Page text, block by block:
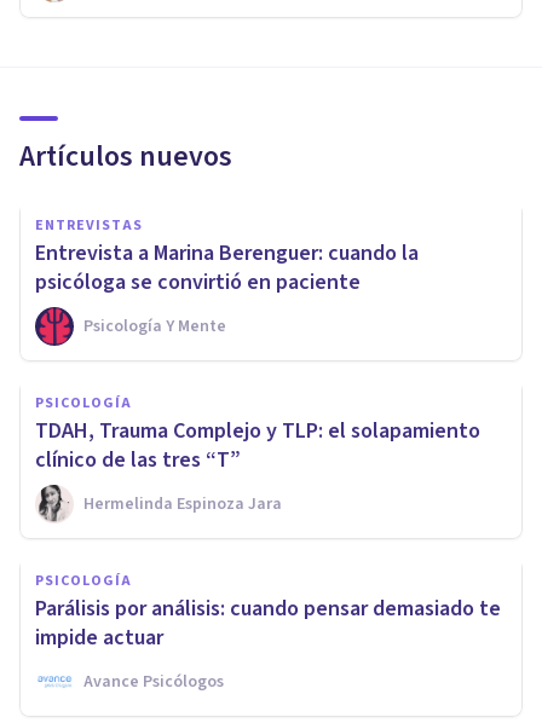
Artículos nuevos
ENTREVISTAS
Entrevista a Marina Berenguer: cuando la
psicóloga se convirtió en paciente
Psicología Y Mente
PSICOLOGÍA
TDAH, Trauma Complejo y TLP: el solapamiento
clínico de las tres “T”
Hermelinda Espinoza Jara
PSICOLOGÍA
Parálisis por análisis: cuando pensar demasiado te
impide actuar
Avance Psicólogos